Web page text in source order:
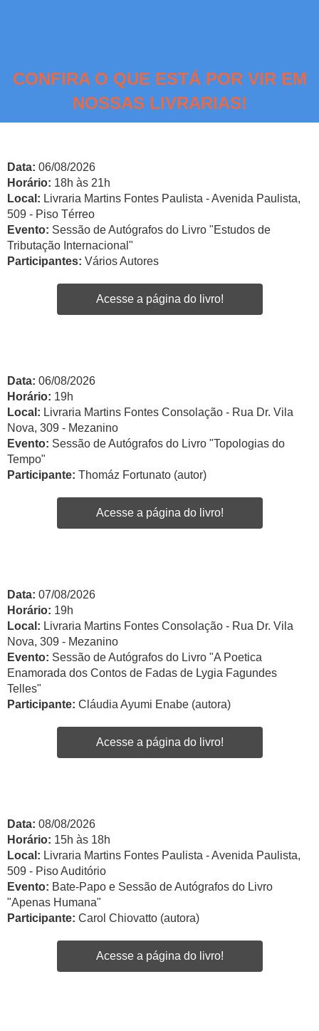
CONFIRA O QUE ESTÁ POR VIR EM
NOSSAS LIVRARIAS!
Data: 06/08/2026
Horário: 18h às 21h
Local: Livraria Martins Fontes Paulista - Avenida Paulista,
509 - Piso Térreo
Evento: Sessão de Autógrafos do Livro "Estudos de
Tributação Internacional"
Participantes: Vários Autores
Acesse a página do livro!
Data: 06/08/2026
Horário: 19h
Local: Livraria Martins Fontes Consolação - Rua Dr. Vila
Nova, 309 - Mezanino
Evento: Sessão de Autógrafos do Livro "Topologias do
Tempo"
Participante: Thomáz Fortunato (autor)
Acesse a página do livro!
Data: 07/08/2026
Horário: 19h
Local: Livraria Martins Fontes Consolação - Rua Dr. Vila
Nova, 309 - Mezanino
Evento: Sessão de Autógrafos do Livro "A Poetica
Enamorada dos Contos de Fadas de Lygia Fagundes
Telles"
Participante: Cláudia Ayumi Enabe (autora)
Acesse a página do livro!
Data: 08/08/2026
Horário: 15h às 18h
Local: Livraria Martins Fontes Paulista - Avenida Paulista,
509 - Piso Auditório
Evento: Bate-Papo e Sessão de Autógrafos do Livro
"Apenas Humana"
Participante: Carol Chiovatto (autora)
Acesse a página do livro!